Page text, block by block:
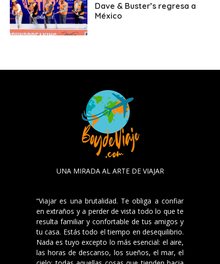
Dave & Buster’s regresa a
México
UNA MIRADA AL ARTE DE VIAJAR
“Viajar es una brutalidad. Te obliga a confiar
en extraños y a perder de vista todo lo que te
resulta familiar y confortable de tus amigos y
tu casa. Estás todo el tiempo en desequilibrio.
Nada es tuyo excepto lo más esencial: el aire,
las horas de descanso, los sueños, el mar, el